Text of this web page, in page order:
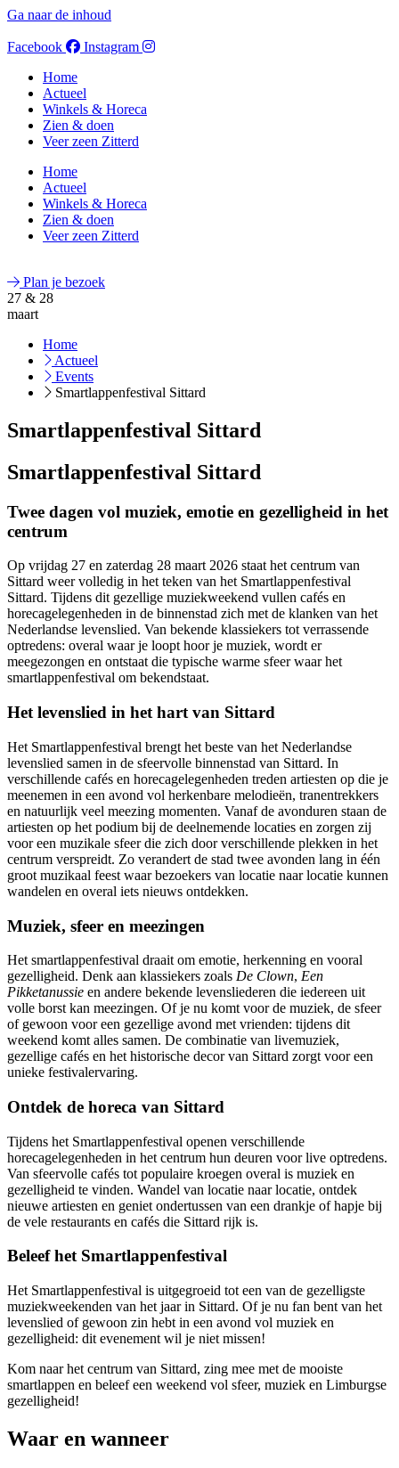
Ga naar de inhoud
Facebook
Instagram
Home
Actueel
Winkels & Horeca
Zien & doen
Veer zeen Zitterd
Home
Actueel
Winkels & Horeca
Zien & doen
Veer zeen Zitterd
Plan je bezoek
27 & 28
maart
Home
Actueel
Events
Smartlappenfestival Sittard
Smartlappenfestival Sittard
Smartlappenfestival Sittard
Twee dagen vol muziek, emotie en gezelligheid in het
centrum
Op vrijdag 27 en zaterdag 28 maart 2026 staat het centrum van
Sittard weer volledig in het teken van het Smartlappenfestival
Sittard. Tijdens dit gezellige muziekweekend vullen cafés en
horecagelegenheden in de binnenstad zich met de klanken van het
Nederlandse levenslied. Van bekende klassiekers tot verrassende
optredens: overal waar je loopt hoor je muziek, wordt er
meegezongen en ontstaat die typische warme sfeer waar het
smartlappenfestival om bekendstaat.
Het levenslied in het hart van Sittard
Het Smartlappenfestival brengt het beste van het Nederlandse
levenslied samen in de sfeervolle binnenstad van Sittard. In
verschillende cafés en horecagelegenheden treden artiesten op die je
meenemen in een avond vol herkenbare melodieën, tranentrekkers
en natuurlijk veel meezing momenten. Vanaf de avonduren staan de
artiesten op het podium bij de deelnemende locaties en zorgen zij
voor een muzikale sfeer die zich door verschillende plekken in het
centrum verspreidt. Zo verandert de stad twee avonden lang in één
groot muzikaal feest waar bezoekers van locatie naar locatie kunnen
wandelen en overal iets nieuws ontdekken.
Muziek, sfeer en meezingen
Het smartlappenfestival draait om emotie, herkenning en vooral
gezelligheid. Denk aan klassiekers zoals De Clown, Een
Pikketanussie en andere bekende levensliederen die iedereen uit
volle borst kan meezingen. Of je nu komt voor de muziek, de sfeer
of gewoon voor een gezellige avond met vrienden: tijdens dit
weekend komt alles samen. De combinatie van livemuziek,
gezellige cafés en het historische decor van Sittard zorgt voor een
unieke festivalervaring.
Ontdek de horeca van Sittard
Tijdens het Smartlappenfestival openen verschillende
horecagelegenheden in het centrum hun deuren voor live optredens.
Van sfeervolle cafés tot populaire kroegen overal is muziek en
gezelligheid te vinden. Wandel van locatie naar locatie, ontdek
nieuwe artiesten en geniet ondertussen van een drankje of hapje bij
de vele restaurants en cafés die Sittard rijk is.
Beleef het Smartlappenfestival
Het Smartlappenfestival is uitgegroeid tot een van de gezelligste
muziekweekenden van het jaar in Sittard. Of je nu fan bent van het
levenslied of gewoon zin hebt in een avond vol muziek en
gezelligheid: dit evenement wil je niet missen!
Kom naar het centrum van Sittard, zing mee met de mooiste
smartlappen en beleef een weekend vol sfeer, muziek en Limburgse
gezelligheid!
Waar en wanneer